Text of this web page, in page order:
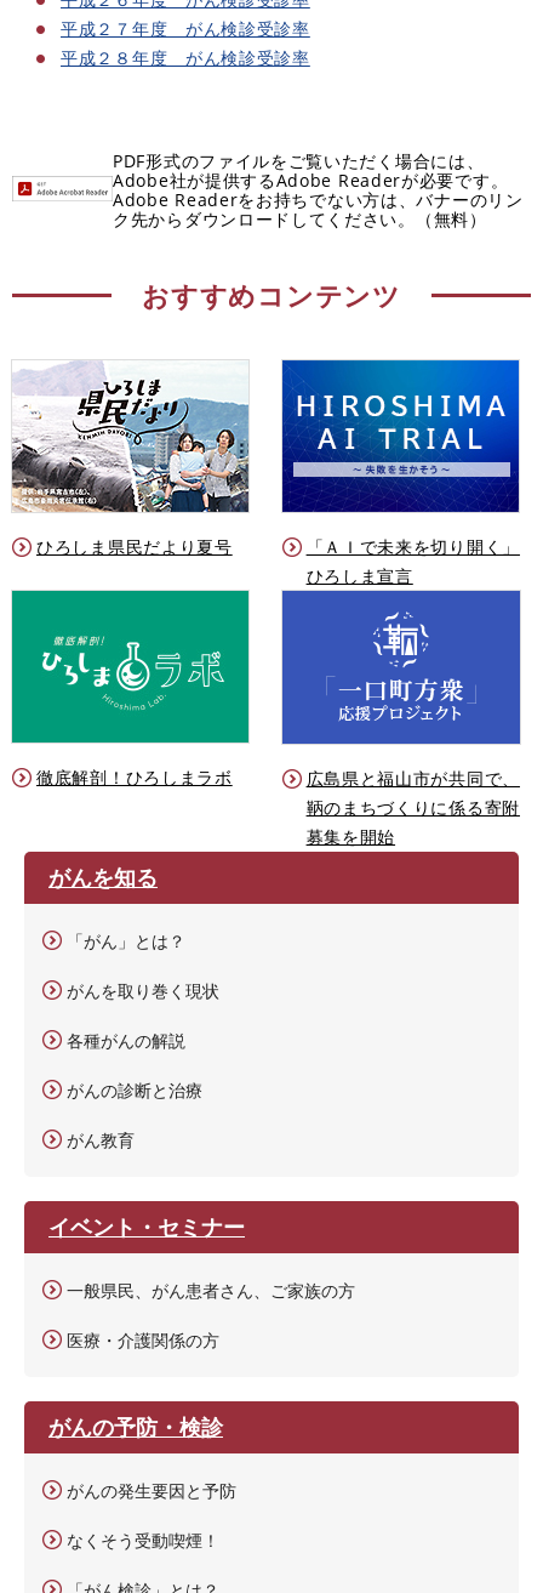
平成２７年度 がん検診受診率
平成２８年度 がん検診受診率
PDF形式のファイルをご覧いただく場合には、
Adobe社が提供するAdobe Readerが必要です。
Adobe Readerをお持ちでない方は、バナーのリン
ク先からダウンロードしてください。（無料）
おすすめコンテンツ
ひろしま県民だより夏号
「ＡＩで未来を切り開く」
ひろしま宣言
徹底解剖！ひろしまラボ
広島県と福山市が共同で、
鞆のまちづくりに係る寄附
募集を開始
がんを知る
「がん」とは？
がんを取り巻く現状
各種がんの解説
がんの診断と治療
がん教育
イベント・セミナー
一般県民、がん患者さん、ご家族の方
医療・介護関係の方
がんの予防・検診
がんの発生要因と予防
なくそう受動喫煙！